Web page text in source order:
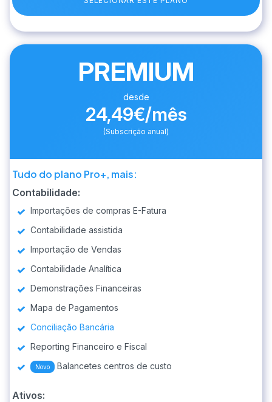
PREMIUM
desde
24,49€/mês
(Subscrição anual)
Tudo do plano Pro+, mais:
Contabilidade:
Importações de compras E-Fatura
Contabilidade assistida
Importação de Vendas
Contabilidade Analítica
Demonstrações Financeiras
Mapa de Pagamentos
Conciliação Bancária
Reporting Financeiro e Fiscal
Novo Balancetes centros de custo
Ativos: